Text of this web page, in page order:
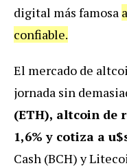
digital más famosa
confiable.
El mercado de
jornada sin
(ETH), altcoin de
1,6% y cotiza a
Cash (BCH) y